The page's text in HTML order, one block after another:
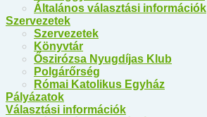
Általános választási információk
Szervezetek
Szervezetek
Könyvtár
Őszirózsa Nyugdíjas Klub
Polgárőrség
Római Katolikus Egyház
Pályázatok
Választási információk